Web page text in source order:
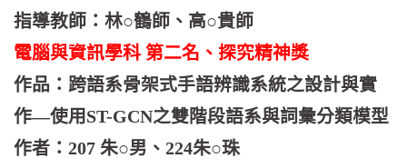
指導教師：林○鶴師、高○貴師
電腦與資訊學科 第二名、探究精神獎
作品：跨語系骨架式手語辨識系統之設計與實
作—使用ST-GCN之雙階段語系與詞彙分類模型
作者：207 朱○男、224朱○珠